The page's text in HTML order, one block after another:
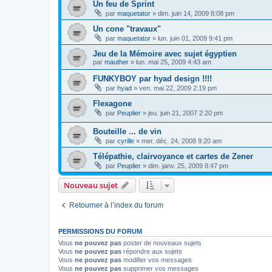
Un feu de Sprint
par maquetator » dim. juin 14, 2009 8:08 pm
Un cone "travaux"
par maquetator » lun. juin 01, 2009 9:41 pm
Jeu de la Mémoire avec sujet égyptien
par mauther » lun. mai 25, 2009 4:43 am
FUNKYBOY par hyad design !!!!
par hyad » ven. mai 22, 2009 2:19 pm
Flexagone
par Peuplier » jeu. juin 21, 2007 2:20 pm
Bouteille ... de vin
par cyrille » mer. déc. 24, 2008 9:20 am
Télépathie, clairvoyance et cartes de Zener
par Peuplier » dim. janv. 25, 2009 8:47 pm
Nouveau sujet
Retourner à l’index du forum
PERMISSIONS DU FORUM
Vous ne pouvez pas poster de nouveaux sujets
Vous ne pouvez pas répondre aux sujets
Vous ne pouvez pas modifier vos messages
Vous ne pouvez pas supprimer vos messages